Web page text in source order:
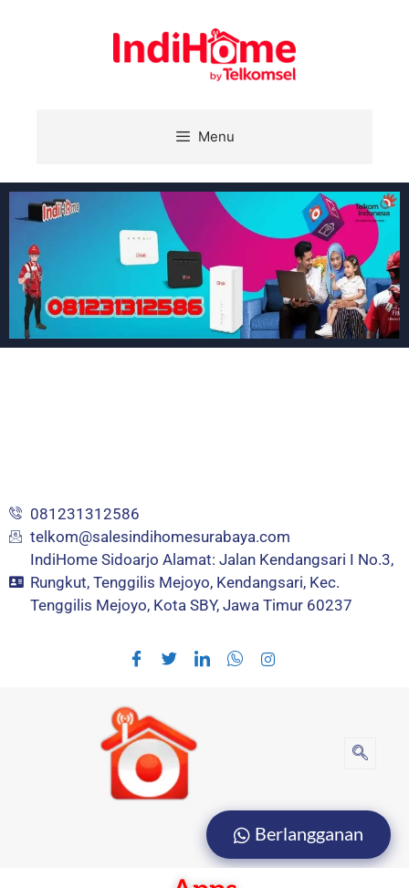
Menu
081231312586
telkom@salesindihomesurabaya.com​
IndiHome Sidoarjo Alamat: Jalan Kendangsari I No.3,
Rungkut, Tenggilis Mejoyo, Kendangsari, Kec.
Tenggilis Mejoyo, Kota SBY, Jawa Timur 60237
Berlangganan